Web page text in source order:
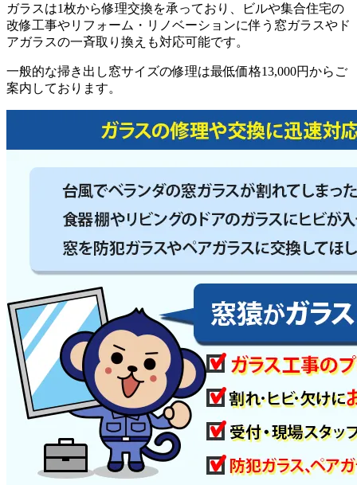
ガラスは1枚から修理交換を承っており、ビルや集合住宅の
改修工事やリフォーム・リノベーションに伴う窓ガラスやド
アガラスの一斉取り換えも対応可能です。
一般的な掃き出し窓サイズの修理は最低価格13,000円からご
案内しております。